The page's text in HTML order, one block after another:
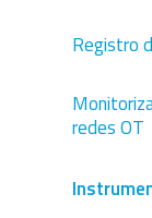
Registro
redes OT